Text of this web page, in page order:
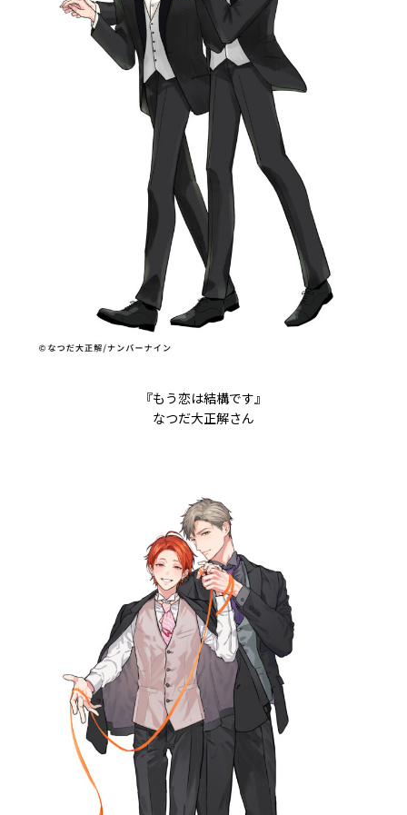
『もう恋は結構です』
なつだ大正解さん